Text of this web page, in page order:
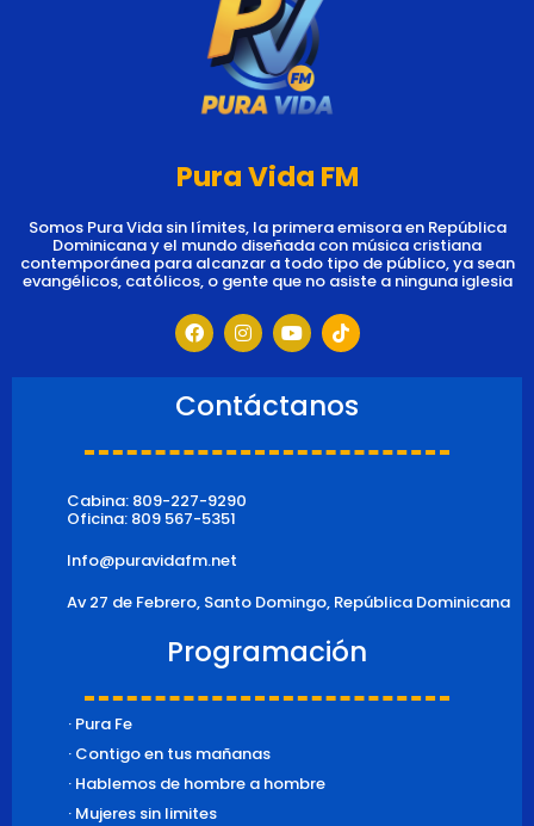
Pura Vida FM
Somos Pura Vida sin límites, la primera emisora en República
Dominicana y el mundo diseñada con música cristiana
contemporánea para alcanzar a todo tipo de público, ya sean
evangélicos, católicos, o gente que no asiste a ninguna iglesia
F
a
c
e
b
o
k
I
n
s
t
a
g
a
Y
o
u
t
u
b
T
i
k
t
o
k
Contáctanos
Cabina: 809-227-9290
Oficina: 809 567-5351
Info@puravidafm.net
Av 27 de Febrero, Santo Domingo, República Dominicana
Programación
· Pura Fe
· Contigo en tus mañanas
· Hablemos de hombre a hombre
· Mujeres sin limites